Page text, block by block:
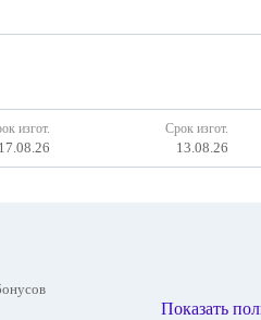
изгот.
17.08.26
Срок изгот.
13.08.26
Показать